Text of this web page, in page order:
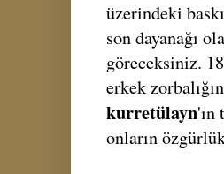
üzerindeki
son dayanağı
göreceksiniz.
erkek
kurretülayn'ın
onların